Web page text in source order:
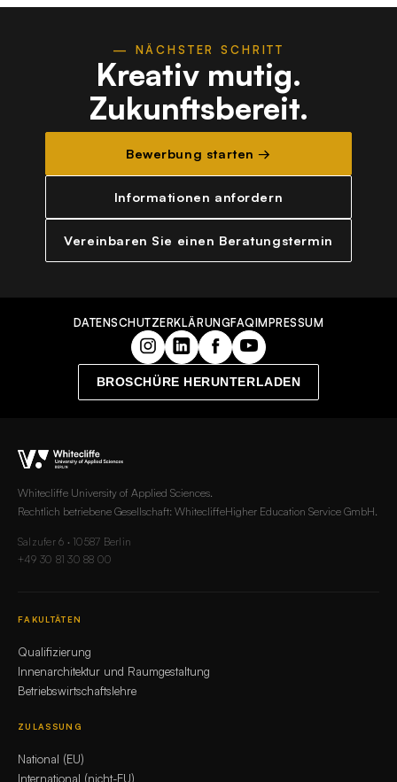
— NÄCHSTER SCHRITT
Kreativ mutig.
Zukunftsbereit.
Bewerbung starten →
Informationen anfordern
Vereinbaren Sie einen Beratungstermin
DATENSCHUTZERKLÄRUNGFAQIMPRESSUM
BROSCHÜRE HERUNTERLADEN
Whitecliffe University of Applied Sciences.
Rechtlich betriebene Gesellschaft: WhitecliffeHigher Education Service GmbH.
Salzufer 6 · 10587 Berlin
+49 30 81 30 88 00
FAKULTÄTEN
Qualifizierung
Innenarchitektur und Raumgestaltung
Betriebswirtschaftslehre
ZULASSUNG
National (EU)
International (nicht-EU)